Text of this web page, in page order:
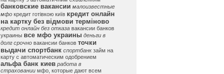
банковские вакансии малоизвестные
мфо кредит готівкою київ кредит онлайн
на картку без відмови терміново
кредит онлайн без отказа вакансии банков
украины все мфо украины деньги в
долг срочно вакансии банков точки
выдачи спортбанк спортбанк займ на
карту с автоматическим одобрением
альфа банк киев работа в
страховании мфо, которые дают всем